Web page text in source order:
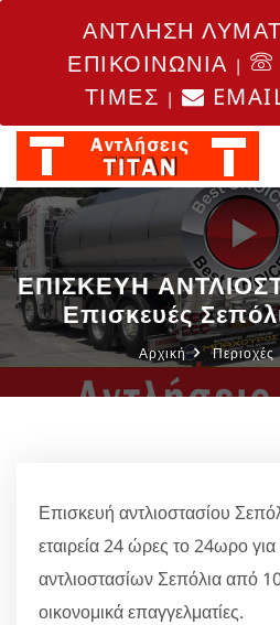
ΑΝΤΛΗΣΗ
ΕΠΙΚΟΙΝΩΝΙΑ |
ΤΙΜΕΣ |
ΕΠΙΣΚΕΥΗ
Επισκευές
Αρχική Περιοχές
Επισκευή αντλιοστασίου
εταιρεία 24 ώρες το 24ωρο για
αντλιοστασίων Σεπόλια από
οικονομικά επαγγελματίες.